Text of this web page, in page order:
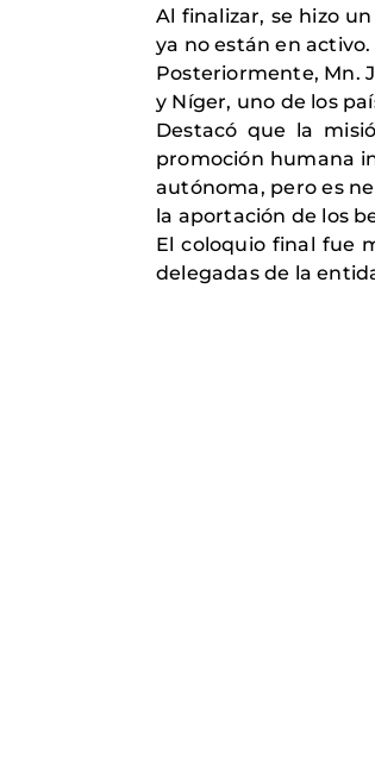
Al finalizar, se hizo
ya no están en activo.
Posteriormente, Mn.
y Níger, uno de los
Destacó que la
promoción humana
autónoma, pero es
la aportación de los
El coloquio final fue
delegadas de la